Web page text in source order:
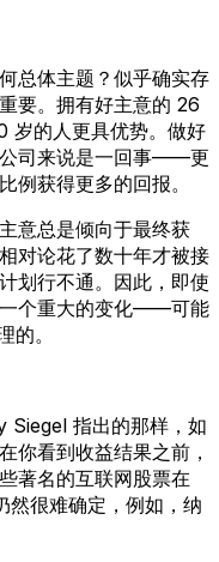
总体主题？似乎确实存
要。拥有好主意的 26
岁的人更具优势。做好
司来说是一回事——更
例获得更多的回报。
意总是倾向于最终获
对论花了数十年才被接
划行不通。因此，即使
一个重大的变化——可能
的。
Siegel 指出的那样，如
你看到收益结果之前，
著名的互联网股票在
然很难确定，例如，纳